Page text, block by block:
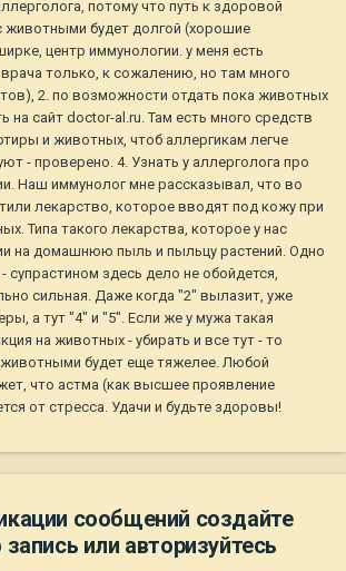
потому что путь к здоровой
животными будет долгой (хорошие
центр иммунологии. у меня есть
только, к сожалению, но там много
2. по возможности отдать пока животных
на сайт doctor-al.ru. Там есть много средств
и животных, чтоб аллергикам легче
- проверено. 4. Узнать у аллерголога про
Наш иммунолог мне рассказывал, что во
лекарство, которое вводят под кожу при
Типа такого лекарства, которое у нас
на домашнюю пыль и пыльцу растений. Одно
супрастином здесь дело не обойдется,
сильная. Даже когда "2" вылазит, уже
а тут "4" и "5". Если же у мужа такая
на животных - убирать и все тут - то
будет еще тяжелее. Любой
что астма (как высшее проявление
от стресса. Удачи и будьте здоровы!
сообщений создайте
или авторизуйтесь